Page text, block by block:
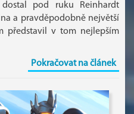
pod ruku Reinhardt
a pravděpodobně největší
představil v tom nejlepším
Pokračovat na článek